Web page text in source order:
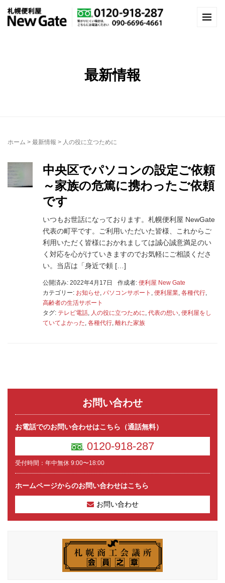
最新情報
ホーム > 最新情報 > 人の役に立つために
中央区でパソコンの設定ご依頼
～家族の危篤に携わったご依頼
です
いつもお世話になっております。札幌便利屋 NewGate
代表の町平です。ご利用いただいた皆様、これからご
利用いただく皆様におかれましては誠心誠意満足のい
く対応を心がけていきますのでお気軽にご相談くださ
い。当店は「身近で頼 […]
公開済み: 2022年4月17日 作成者: 便利屋 New Gate
カテゴリー: お知らせ パソコンサポート 便利屋業 各種代行
高齢者の生活サポート
タグ: テレビ電話 人の役に立つために 代表の想い 便利屋をし
ていてよかった 各種代行 離れた家族
お問い合わせ
お電話でのお問い合わせはこちら（通話無料）
0120-918-287
受付時間：年中無休 9:00〜18:00
ホームページからのお問い合わせはこちら
お問い合わせ